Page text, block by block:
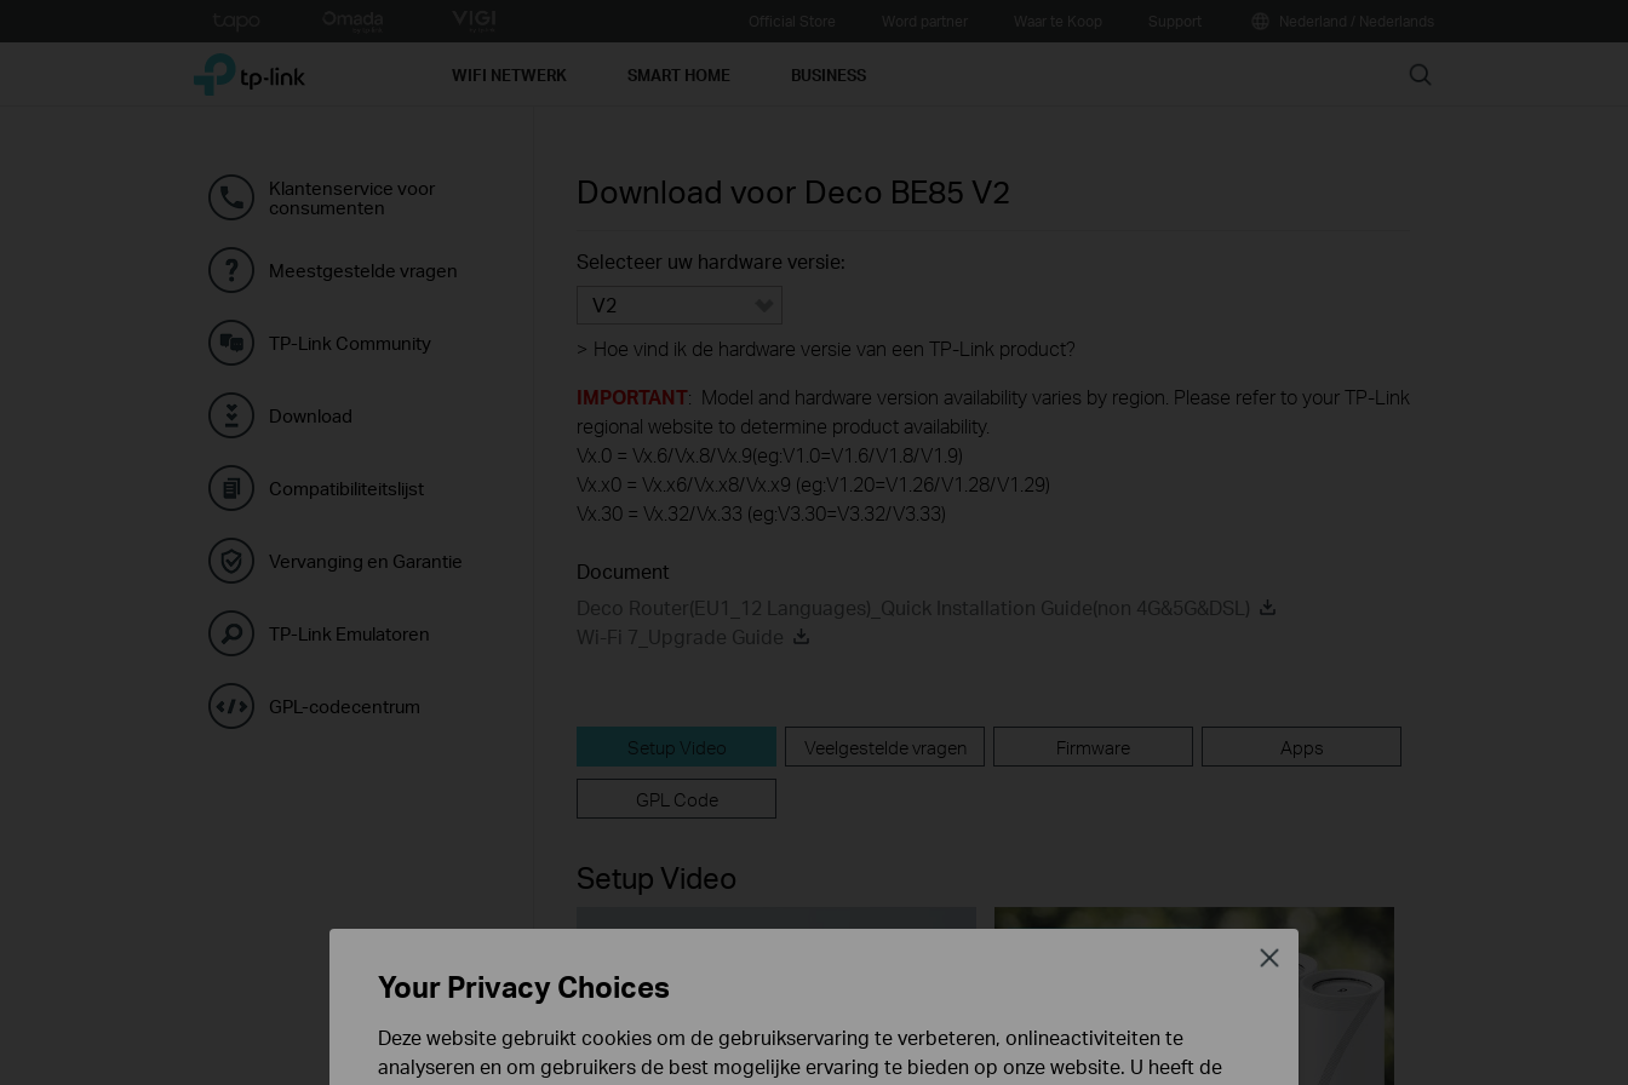
to
TP-Link, Reliably Smart WIFI NETWERK SMART HOME BUSINESS Search
Klantenservice voor
consumenten
Meestgestelde vragen
TP-Link Community
Download
Compatibiliteitslijst
Vervanging en Garantie
TP-Link Emulatoren
GPL-codecentrum
Download voor Deco BE85 V2
Selecteer uw hardware versie:
V2
> Hoe vind ik de hardware versie van een TP-Link product?
IMPORTANT: Model and hardware version availability varies by region. Please refer to your TP-Link
regional website to determine product availability.
Vx.0 = Vx.6/Vx.8/Vx.9(eg:V1.0=V1.6/V1.8/V1.9)
Vx.x0 = Vx.x6/Vx.x8/Vx.x9 (eg:V1.20=V1.26/V1.28/V1.29)
Vx.30 = Vx.32/Vx.33 (eg:V3.30=V3.32/V3.33)
Document
Deco Router(EU1_12 Languages)_Quick Installation Guide(non 4G&5G&DSL)
Wi-Fi 7_Upgrade Guide
Setup Video Veelgestelde vragen Firmware Apps
GPL Code
Setup Video
Your Privacy Choices
Deze website gebruikt cookies om de gebruikservaring te verbeteren, onlineactiviteiten te
analyseren en om gebruikers de best mogelijke ervaring te bieden op onze website. U heeft de
Close